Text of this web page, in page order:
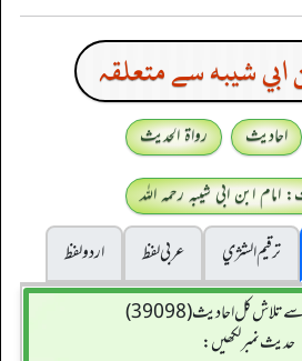
شيبه سے متعلقہ
احادیث
رواۃ الحدیث
امام ابن ابی شیبہ رحمہ اللہ
ترقيم الشژي عربی لفظ
اردو لفظ
تلاش کل احادیث (39098)
حدیث نمبر لکھیں: